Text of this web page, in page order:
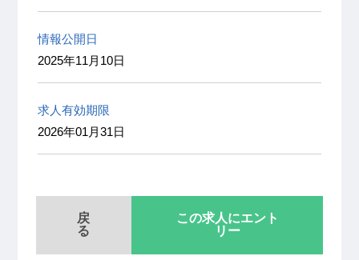
情報公開日
2025年11月10日
求人有効期限
2026年01月31日
戻
る
この求人にエント
リー